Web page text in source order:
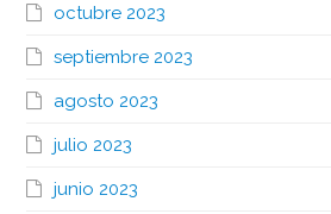
octubre 2023
septiembre 2023
agosto 2023
julio 2023
junio 2023